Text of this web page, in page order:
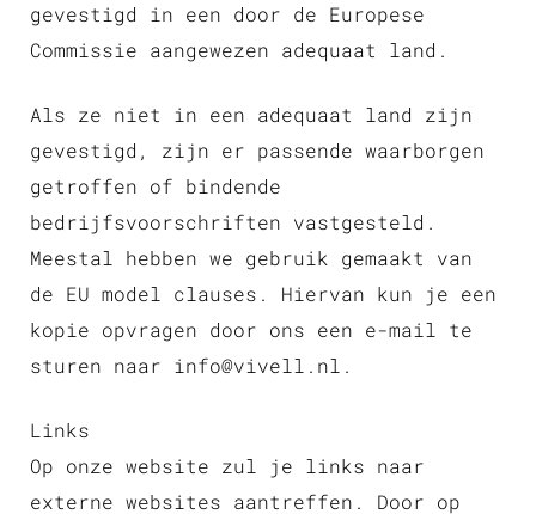
gevestigd in een door de Europese
Commissie aangewezen adequaat land.
Als ze niet in een adequaat land zijn
gevestigd, zijn er passende waarborgen
getroffen of bindende
bedrijfsvoorschriften vastgesteld.
Meestal hebben we gebruik gemaakt van
de EU model clauses. Hiervan kun je een
kopie opvragen door ons een e-mail te
sturen naar info@vivell.nl.
Links
Op onze website zul je links naar
externe websites aantreffen. Door op